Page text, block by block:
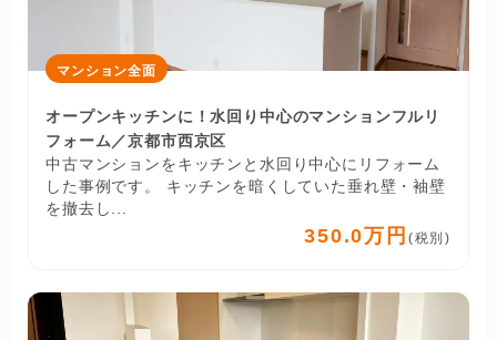
マンション全面
オープンキッチンに！水回り中心のマンションフルリ
フォーム／京都市西京区
中古マンションをキッチンと水回り中心にリフォーム
した事例です。 キッチンを暗くしていた垂れ壁・袖壁
を撤去し...
350.0万円 (税別)